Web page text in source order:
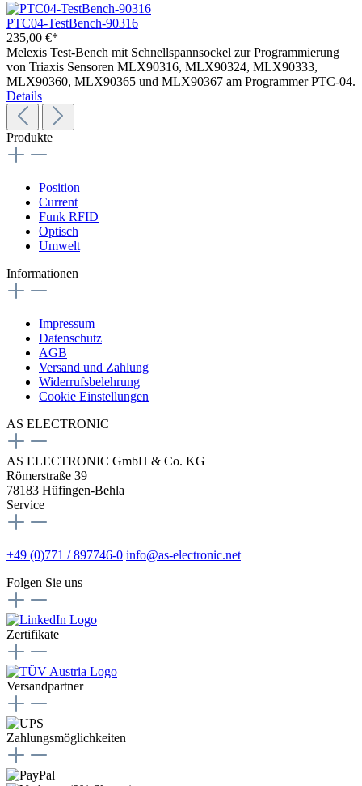
PTC04-TestBench-90316
235,00 €*
Melexis Test-Bench mit Schnellspannsockel zur Programmierung
von Triaxis Sensoren MLX90316, MLX90324, MLX90333,
MLX90360, MLX90365 und MLX90367 am Programmer PTC-04.
Details
Produkte
Position
Current
Funk RFID
Optisch
Umwelt
Informationen
Impressum
Datenschutz
AGB
Versand und Zahlung
Widerrufsbelehrung
Cookie Einstellungen
AS ELECTRONIC
AS ELECTRONIC GmbH & Co. KG
Römerstraße 39
78183 Hüfingen-Behla
Service
+49 (0)771 / 897746-0 info@as-electronic.net
Folgen Sie uns
Zertifikate
Versandpartner
Zahlungsmöglichkeiten